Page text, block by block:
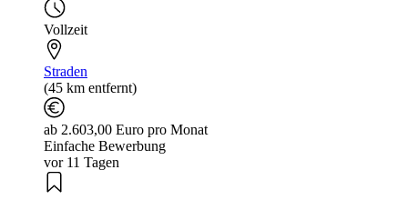
Vollzeit
Straden
(45 km entfernt)
ab 2.603,00 Euro pro Monat
Einfache Bewerbung
vor 11 Tagen